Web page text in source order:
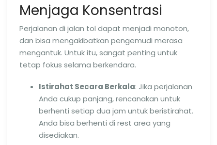
Menjaga Konsentrasi
Perjalanan di jalan tol dapat menjadi monoton,
dan bisa mengakibatkan pengemudi merasa
mengantuk. Untuk itu, sangat penting untuk
tetap fokus selama berkendara.
Istirahat Secara Berkala: Jika perjalanan
Anda cukup panjang, rencanakan untuk
berhenti setiap dua jam untuk beristirahat.
Anda bisa berhenti di rest area yang
disediakan.